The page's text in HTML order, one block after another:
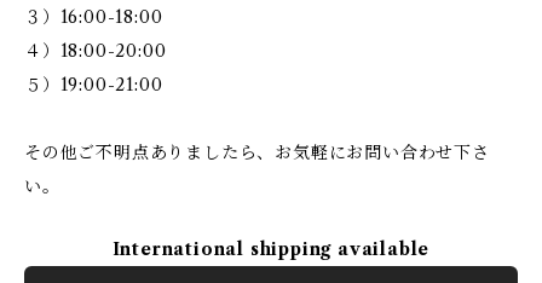
３）16:00-18:00
４）18:00-20:00
５）19:00-21:00
その他ご不明点ありましたら、お気軽にお問い合わせ下さ
い。
International shipping available